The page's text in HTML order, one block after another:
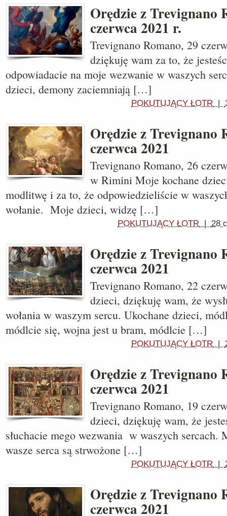
Orędzie z Trevignano
czerwca 2021 r.
Trevignano Romano, 29
dziękuję wam za to, że
odpowiadacie na moje wezwanie w waszych
dzieci, demony zaciemniają […]
POKUTUJĄCY ŁOTR |
Orędzie z Trevignano
czerwca 2021
Trevignano Romano, 26
w Rimini Moje kochane
modlitwę i za to, że odpowiedzieliście w
wołanie. Moje dzieci, widzę […]
POKUTUJĄCY ŁOTR | 28
Orędzie z Trevignano
czerwca 2021
Trevignano Romano, 22
dzieci, dziękuję wam, że
wołania w waszym sercu. Ukochane dzieci,
módlcie się, wojna jest u bram, módlcie […]
POKUTUJĄCY ŁOTR |
Orędzie z Trevignano
czerwca 2021
Trevignano Romano, 19
dzieci, dziękuję wam, że
słuchacie mego wezwania w waszych sercach.
wasze serca są strwożone […]
POKUTUJĄCY ŁOTR |
Orędzie z Trevignano
czerwca 2021